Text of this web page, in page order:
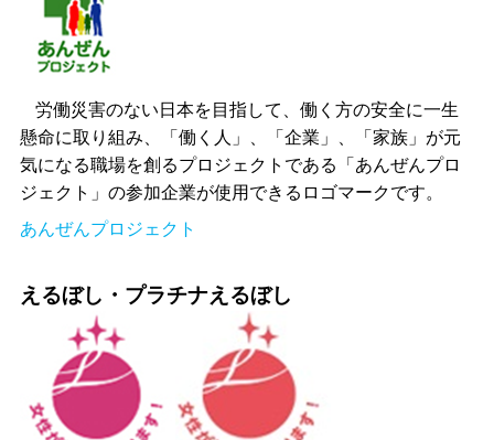
労働災害のない日本を目指して、働く方の安全に一生
懸命に取り組み、「働く人」、「企業」、「家族」が元
気になる職場を創るプロジェクトである「あんぜんプロ
ジェクト」の参加企業が使用できるロゴマークです。
あんぜんプロジェクト
えるぼし・プラチナえるぼし